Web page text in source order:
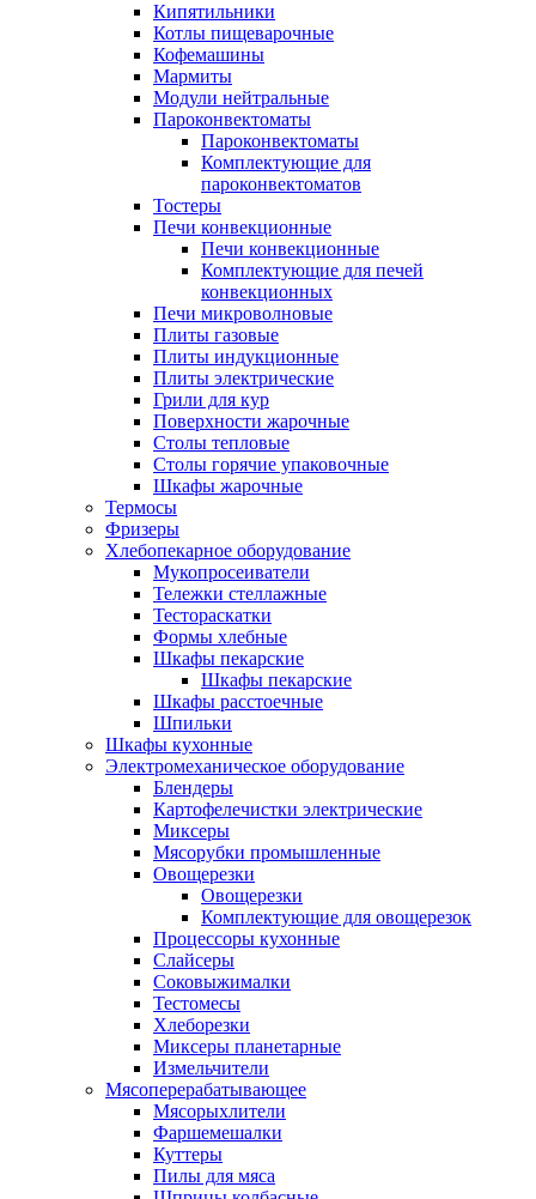
Кипятильники
Котлы пищеварочные
Кофемашины
Мармиты
Модули нейтральные
Пароконвектоматы
Пароконвектоматы
Комплектующие для
пароконвектоматов
Тостеры
Печи конвекционные
Печи конвекционные
Комплектующие для печей
конвекционных
Печи микроволновые
Плиты газовые
Плиты индукционные
Плиты электрические
Грили для кур
Поверхности жарочные
Столы тепловые
Столы горячие упаковочные
Шкафы жарочные
Термосы
Фризеры
Хлебопекарное оборудование
Мукопросеиватели
Тележки стеллажные
Тестораскатки
Формы хлебные
Шкафы пекарские
Шкафы пекарские
Шкафы расстоечные
Шпильки
Шкафы кухонные
Электромеханическое оборудование
Блендеры
Картофелечистки электрические
Миксеры
Мясорубки промышленные
Овощерезки
Овощерезки
Комплектующие для овощерезок
Процессоры кухонные
Слайсеры
Соковыжималки
Тестомесы
Хлеборезки
Миксеры планетарные
Измельчители
Мясоперерабатывающее
Мясорыхлители
Фаршемешалки
Куттеры
Пилы для мяса